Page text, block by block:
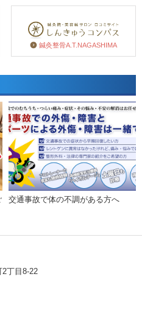
鍼灸整骨A.T.NAGASHIMA
交通事故で体の不調がある方へ
丁目8-22